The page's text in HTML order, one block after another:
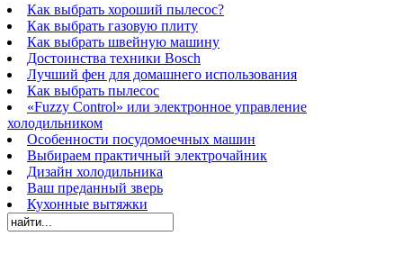
Как выбрать хороший пылесос?
Как выбрать газовую плиту
Как выбрать швейную машину
Достоинства техники Bosch
Лучший фен для домашнего использования
Как выбрать пылесос
«Fuzzy Control» или электронное управление
холодильником
Особенности посудомоечных машин
Выбираем практичный электрочайник
Дизайн холодильника
Ваш преданный зверь
Кухонные вытяжки